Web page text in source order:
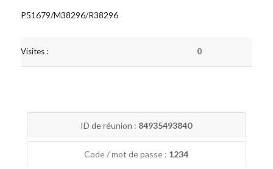
P51679/M38296/R38296
Visites : 0
ID de réunion : 84935493840
Code / mot de passe : 1234